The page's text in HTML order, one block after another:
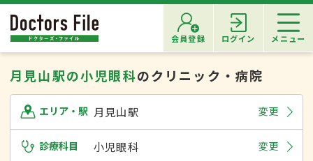
会員登録 ログイン メニュー
月見山駅の小児眼科のクリニック・病院
エリア・駅 月見山駅 変更
診療科目 小児眼科 変更